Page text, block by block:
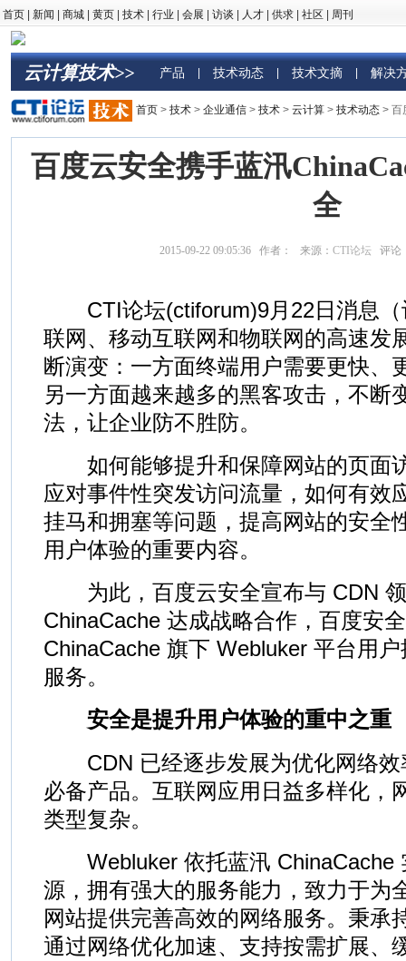
首页 新闻 商城 黄页 技术 行业 会展 访谈 人才 供求 社区 周刊
云计算技术>> 产品 技术动态 技术文摘 解决
首页 > 技术 > 企业通信 > 技术 > 云计算 > 技术动态 > 百
百度云安全携手蓝汛
全
2015-09-22 09:05:36 作者： 来源： CTI论坛 评论
CTI论坛(ctiforum)9月22日消息（
联网、移动互联网和物联网的高速发
断演变：一方面终端用户需要更快、
另一方面越来越多的黑客攻击，不断
法，让企业防不胜防。
如何能够提升和保障网站的页面
应对事件性突发访问流量，如何有效
挂马和拥塞等问题，提高网站的安全
用户体验的重要内容。
为此，百度云安全宣布与 CDN 领
ChinaCache 达成战略合作，百度安
ChinaCache 旗下 Webluker 平台用
服务。
安全是提升用户体验的重中之重
CDN 已经逐步发展为优化网络效
必备产品。互联网应用日益多样化，
类型复杂。
Webluker 依托蓝汛 ChinaCache
源，拥有强大的服务能力，致力于为
网站提供完善高效的网络服务。秉承
通过网络优化加速、支持按需扩展、